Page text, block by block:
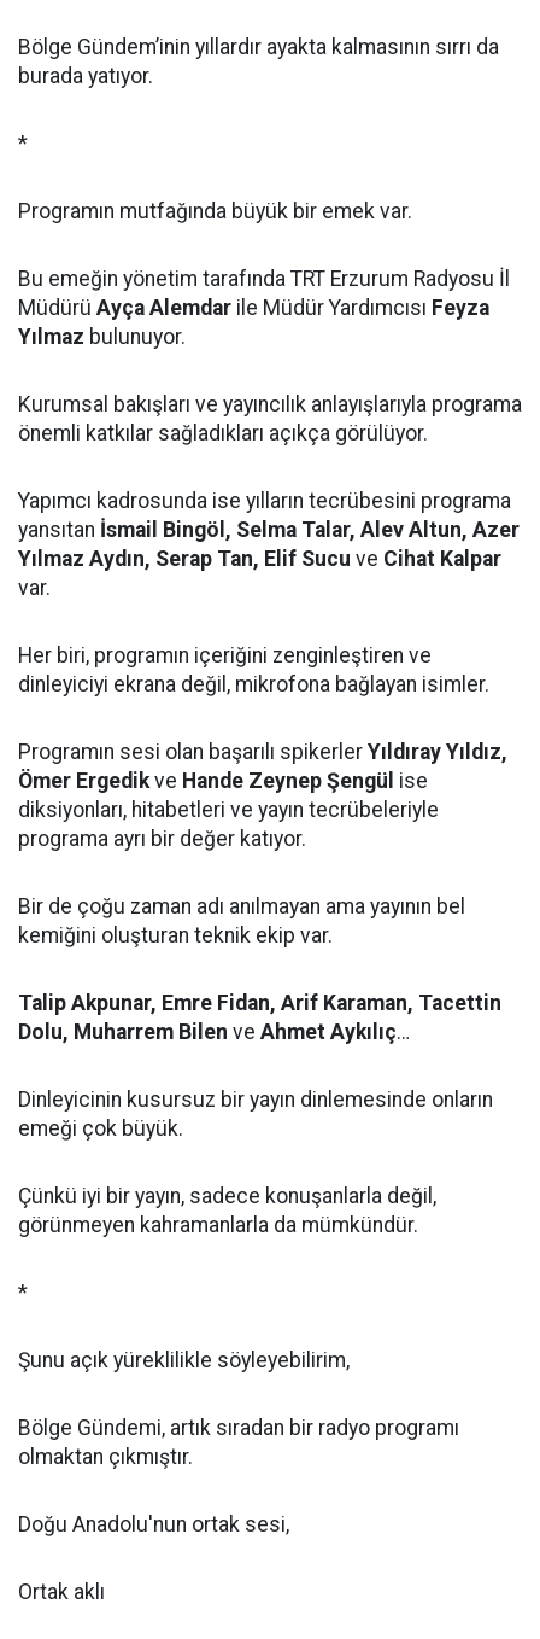
Bölge Gündem’inin yıllardır ayakta kalmasının sırrı da
burada yatıyor.
*
Programın mutfağında büyük bir emek var.
Bu emeğin yönetim tarafında TRT Erzurum Radyosu İl
Müdürü Ayça Alemdar ile Müdür Yardımcısı Feyza
Yılmaz bulunuyor.
Kurumsal bakışları ve yayıncılık anlayışlarıyla programa
önemli katkılar sağladıkları açıkça görülüyor.
Yapımcı kadrosunda ise yılların tecrübesini programa
yansıtan İsmail Bingöl, Selma Talar, Alev Altun, Azer
Yılmaz Aydın, Serap Tan, Elif Sucu ve Cihat Kalpar
var.
Her biri, programın içeriğini zenginleştiren ve
dinleyiciyi ekrana değil, mikrofona bağlayan isimler.
Programın sesi olan başarılı spikerler Yıldıray Yıldız,
Ömer Ergedik ve Hande Zeynep Şengül ise
diksiyonları, hitabetleri ve yayın tecrübeleriyle
programa ayrı bir değer katıyor.
Bir de çoğu zaman adı anılmayan ama yayının bel
kemiğini oluşturan teknik ekip var.
Talip Akpunar, Emre Fidan, Arif Karaman, Tacettin
Dolu, Muharrem Bilen ve Ahmet Aykılıç…
Dinleyicinin kusursuz bir yayın dinlemesinde onların
emeği çok büyük.
Çünkü iyi bir yayın, sadece konuşanlarla değil,
görünmeyen kahramanlarla da mümkündür.
*
Şunu açık yüreklilikle söyleyebilirim,
Bölge Gündemi, artık sıradan bir radyo programı
olmaktan çıkmıştır.
Doğu Anadolu'nun ortak sesi,
Ortak aklı